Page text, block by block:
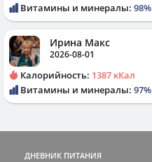
Витамины и минералы: 98%
Ирина Макс
2026-08-01
Калорийность: 1387 кКал
Витамины и минералы: 97%
ДНЕВНИК ПИТАНИЯ